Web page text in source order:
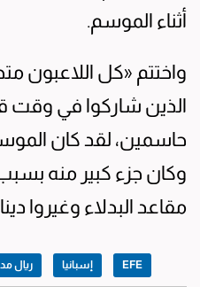
أثناء الموسم.
واختتم «كل اللاعبون
الذين شاركوا في وقت
حاسمين، لقد كان
وكان جزء كبير منه
مقاعد البدلاء وغيروا
EFE إسبانيا ريال